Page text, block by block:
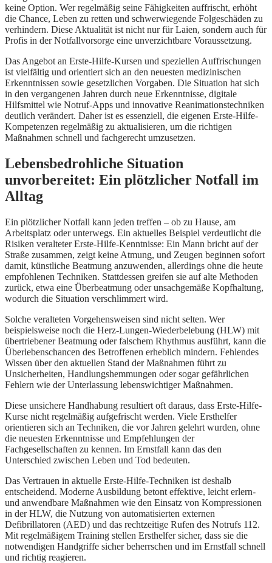
keine Option. Wer regelmäßig seine Fähigkeiten auffrischt, erhöht
die Chance, Leben zu retten und schwerwiegende Folgeschäden zu
verhindern. Diese Aktualität ist nicht nur für Laien, sondern auch für
Profis in der Notfallvorsorge eine unverzichtbare Voraussetzung.
Das Angebot an Erste-Hilfe-Kursen und speziellen Auffrischungen
ist vielfältig und orientiert sich an den neuesten medizinischen
Erkenntnissen sowie gesetzlichen Vorgaben. Die Situation hat sich
in den vergangenen Jahren durch neue Erkenntnisse, digitale
Hilfsmittel wie Notruf-Apps und innovative Reanimationstechniken
deutlich verändert. Daher ist es essenziell, die eigenen Erste-Hilfe-
Kompetenzen regelmäßig zu aktualisieren, um die richtigen
Maßnahmen schnell und fachgerecht umzusetzen.
Lebensbedrohliche Situation
unvorbereitet: Ein plötzlicher Notfall im
Alltag
Ein plötzlicher Notfall kann jeden treffen – ob zu Hause, am
Arbeitsplatz oder unterwegs. Ein aktuelles Beispiel verdeutlicht die
Risiken veralteter Erste-Hilfe-Kenntnisse: Ein Mann bricht auf der
Straße zusammen, zeigt keine Atmung, und Zeugen beginnen sofort
damit, künstliche Beatmung anzuwenden, allerdings ohne die heute
empfohlenen Techniken. Stattdessen greifen sie auf alte Methoden
zurück, etwa eine Überbeatmung oder unsachgemäße Kopfhaltung,
wodurch die Situation verschlimmert wird.
Solche veralteten Vorgehensweisen sind nicht selten. Wer
beispielsweise noch die Herz-Lungen-Wiederbelebung (HLW) mit
übertriebener Beatmung oder falschem Rhythmus ausführt, kann die
Überlebenschancen des Betroffenen erheblich mindern. Fehlendes
Wissen über den aktuellen Stand der Maßnahmen führt zu
Unsicherheiten, Handlungshemmungen oder sogar gefährlichen
Fehlern wie der Unterlassung lebenswichtiger Maßnahmen.
Diese unsichere Handhabung resultiert oft daraus, dass Erste-Hilfe-
Kurse nicht regelmäßig aufgefrischt werden. Viele Ersthelfer
orientieren sich an Techniken, die vor Jahren gelehrt wurden, ohne
die neuesten Erkenntnisse und Empfehlungen der
Fachgesellschaften zu kennen. Im Ernstfall kann das den
Unterschied zwischen Leben und Tod bedeuten.
Das Vertrauen in aktuelle Erste-Hilfe-Techniken ist deshalb
entscheidend. Moderne Ausbildung betont effektive, leicht erlern-
und anwendbare Maßnahmen wie den Einsatz von Kompressionen
in der HLW, die Nutzung von automatisierten externen
Defibrillatoren (AED) und das rechtzeitige Rufen des Notrufs 112.
Mit regelmäßigem Training stellen Ersthelfer sicher, dass sie die
notwendigen Handgriffe sicher beherrschen und im Ernstfall schnell
und richtig reagieren.